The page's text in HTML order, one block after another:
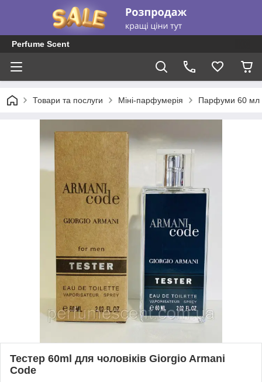
Perfume Scent
Товари та послуги Міні-парфумерія Парфуми 60 мл
Тестер 60ml для чоловіків Giorgio Armani
Code